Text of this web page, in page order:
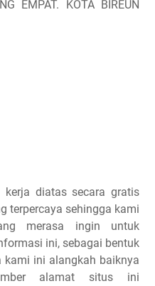
EMPAT. KOTA BIREUN
diatas secara gratis
terpercaya sehingga kami
merasa ingin untuk
ini, sebagai bentuk
ini alangkah baiknya
alamat situs ini